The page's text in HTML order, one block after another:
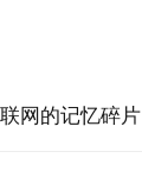
网的记忆碎片